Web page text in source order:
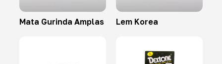
Mata Gurinda Amplas Lem Korea